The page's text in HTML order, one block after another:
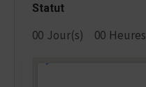
Statut
00 Jour(s) 00 Heures